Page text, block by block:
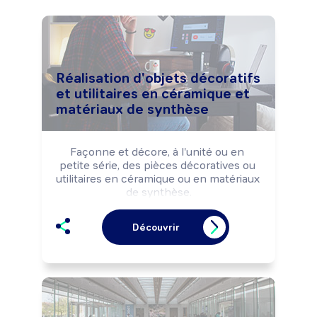
Réalisation d'objets décoratifs
et utilitaires en céramique et
matériaux de synthèse
Façonne et décore, à l'unité ou en
petite série, des pièces décoratives ou
utilitaires en céramique ou en matériaux
de synthèse.
pièces façonnées et réaliser la
restauration de pièces anciennes.
Peut transmettre son savoir-faire.
structure.
Découvrir